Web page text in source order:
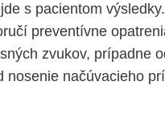
s pacientom
preventívne
zvukov, prípadne
nosenie načúvacieho